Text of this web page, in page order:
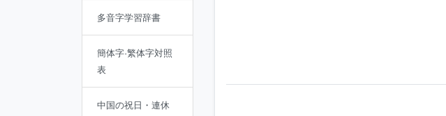
多音字学習辞書
簡体字·繁体字対照
表
中国の祝日・連休